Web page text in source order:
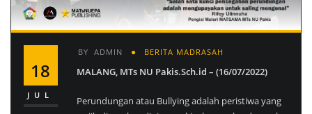
18
JUL
BY ADMIN BERITA MADRASAH
MALANG, MTs NU Pakis.Sch.id – (16/07/2022)
Perundungan atau Bullying adalah peristiwa yang